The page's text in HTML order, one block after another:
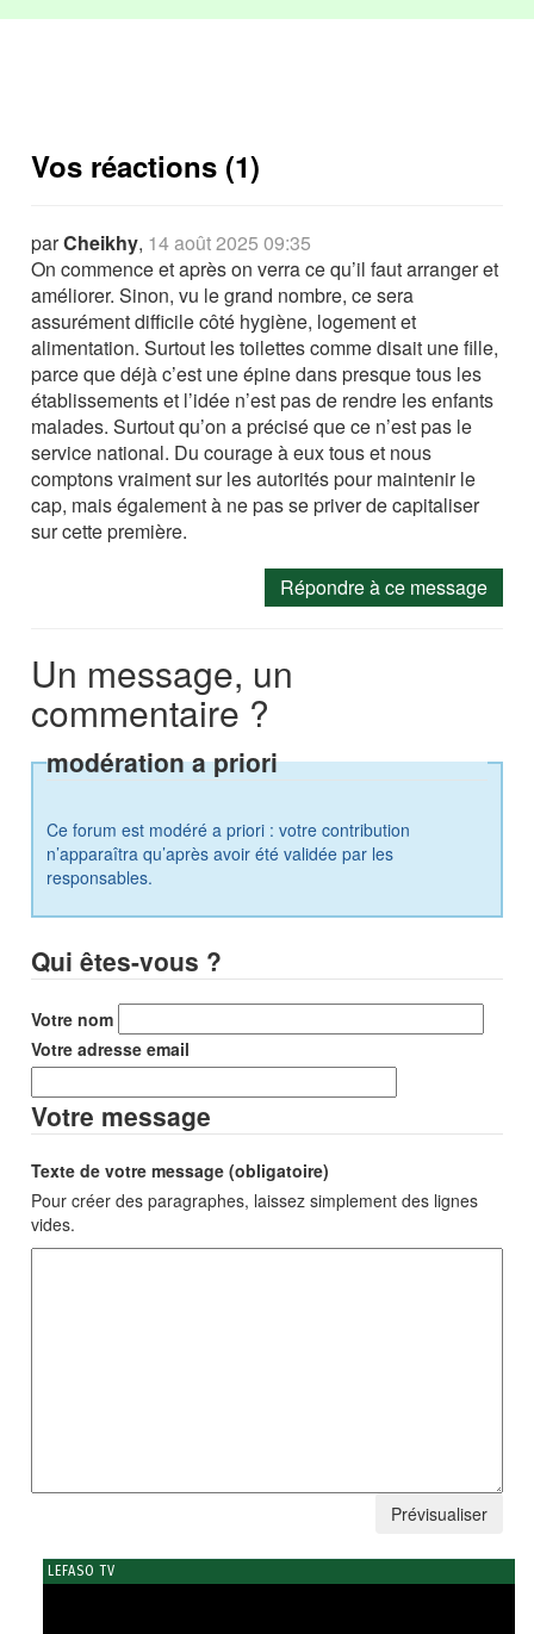
Vos réactions (1)
parCheikhy, 14 août 2025 09:35
On commence et après on verra ce qu’il faut arranger et
améliorer. Sinon, vu le grand nombre, ce sera
assurément difficile côté hygiène, logement et
alimentation. Surtout les toilettes comme disait une fille,
parce que déjà c’est une épine dans presque tous les
établissements et l’idée n’est pas de rendre les enfants
malades. Surtout qu’on a précisé que ce n’est pas le
service national. Du courage à eux tous et nous
comptons vraiment sur les autorités pour maintenir le
cap, mais également à ne pas se priver de capitaliser
sur cette première.
Répondre à ce message
Un message, un
commentaire ?
modération a priori
Ce forum est modéré a priori : votre contribution
n’apparaîtra qu’après avoir été validée par les
responsables.
Qui êtes-vous ?
Votre nom
Votre adresse email
Votre message
Texte de votre message (obligatoire)
Pour créer des paragraphes, laissez simplement des lignes
vides.
LEFASO TV